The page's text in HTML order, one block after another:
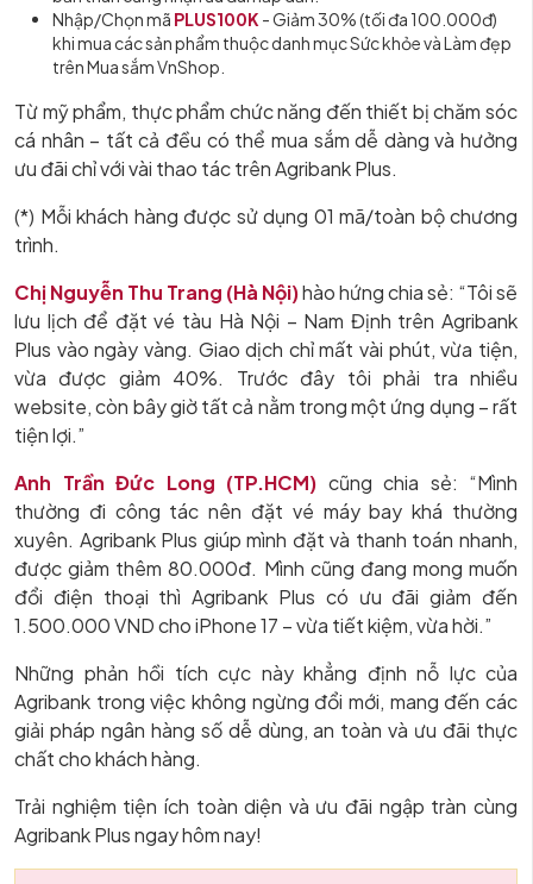
Nhập/Chọn mã PLUS100K - Giảm 30% (tối đa 100.000đ)
khi mua các sản phẩm thuộc danh mục Sức khỏe và Làm đẹp
trên Mua sắm VnShop.
Từ mỹ phẩm, thực phẩm chức năng đến thiết bị chăm sóc
cá nhân – tất cả đều có thể mua sắm dễ dàng và hưởng
ưu đãi chỉ với vài thao tác trên Agribank Plus.
(*) Mỗi khách hàng được sử dụng 01 mã/toàn bộ chương
trình.
Chị Nguyễn Thu Trang (Hà Nội)hào hứng chia sẻ: “Tôi sẽ
lưu lịch để đặt vé tàu Hà Nội – Nam Định trên Agribank
Plus vào ngày vàng. Giao dịch chỉ mất vài phút, vừa tiện,
vừa được giảm 40%. Trước đây tôi phải tra nhiều
website, còn bây giờ tất cả nằm trong một ứng dụng – rất
tiện lợi.”
Anh Trần Đức Long (TP.HCM) cũng chia sẻ: “Mình
thường đi công tác nên đặt vé máy bay khá thường
xuyên. Agribank Plus giúp mình đặt và thanh toán nhanh,
được giảm thêm 80.000đ. Mình cũng đang mong muốn
đổi điện thoại thì Agribank Plus có ưu đãi giảm đến
1.500.000 VND cho iPhone 17 – vừa tiết kiệm, vừa hời.”
Những phản hồi tích cực này khẳng định nỗ lực của
Agribank trong việc không ngừng đổi mới, mang đến các
giải pháp ngân hàng số dễ dùng, an toàn và ưu đãi thực
chất cho khách hàng.
Trải nghiệm tiện ích toàn diện và ưu đãi ngập tràn cùng
Agribank Plus ngay hôm nay!